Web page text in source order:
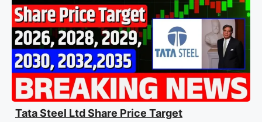
Tata Steel Ltd Share Price Target